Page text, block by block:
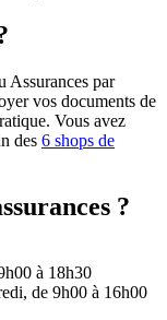
Assurances par
vos documents de
Vous avez
des 6 shops de
?
à 18h30
de 9h00 à 16h00